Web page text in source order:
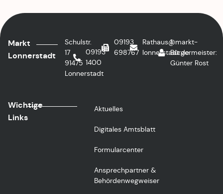
Markt
Lonnerstadt
Schulstr.
17
91475
Lonnerstadt
09193
1400
09193
698767
Rathaus@markt-
lonnerstadt.de
1.
Bürgermeister:
Günter Rost
Wichtige
Links
Aktuelles
Digitales Amtsblatt
Formularcenter
Ansprechpartner &
Behördenwegweiser